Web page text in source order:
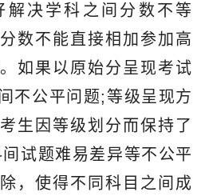
解决学科之间分数不等
数不能直接相加参加高
如果以原始分呈现考试
不公平问题;等级呈现方
生因等级划分而保持了
试题难易差异等不公平
，使得不同科目之间成